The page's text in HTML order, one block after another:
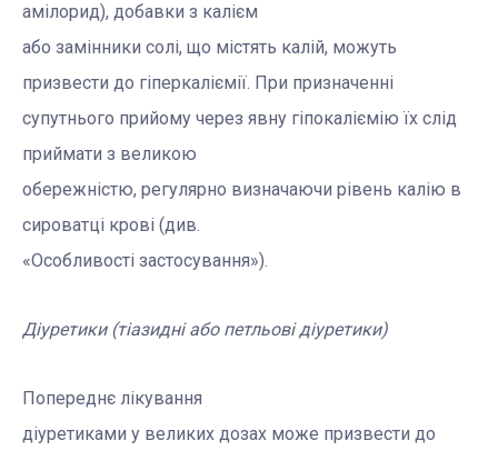
амілорид), добавки з калієм
або замінники солі, що містять калій, можуть
призвести до гіперкаліємії. При призначенні
супутнього прийому через явну гіпокаліємію їх слід
приймати з великою
обережністю, регулярно визначаючи рівень калію в
сироватці крові (див.
«Особливості застосування»).
Діуретики (тіазидні або петльові діуретики)
Попереднє лікування
діуретиками у великих дозах може призвести до